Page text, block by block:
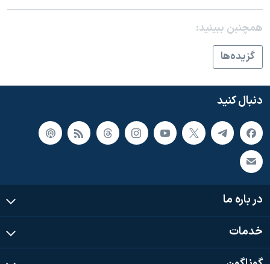
همچنبن ببینید:
گزيده‌ها
دنبال کنید
در باره ما
خدمات